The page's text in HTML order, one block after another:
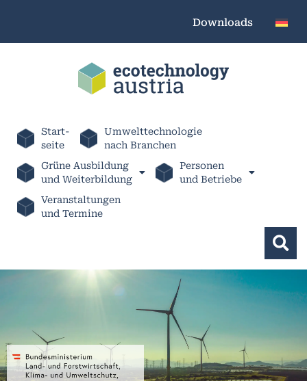
Downloads
Start-
seite
Umwelttechnologie
nach Branchen
Grüne Ausbildung
und Weiterbildung
Personen
und Betriebe
Veranstaltungen
und Termine